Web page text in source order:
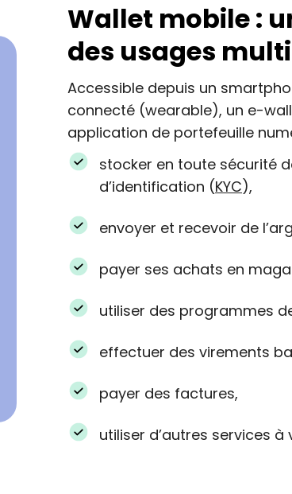
Wallet mobile :
des usages
Accessible depuis un
connecté (wearable), un e-
application de portefeuille
stocker en toute sécurité
d’identification (KYC),
envoyer et recevoir de
payer ses achats en
utiliser des programmes
effectuer des virements
payer des factures,
utiliser d’autres services à